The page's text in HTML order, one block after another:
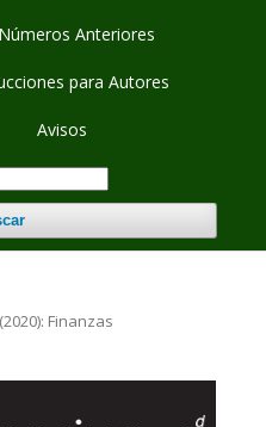
Números Anteriores
para Autores
Avisos
Finanzas